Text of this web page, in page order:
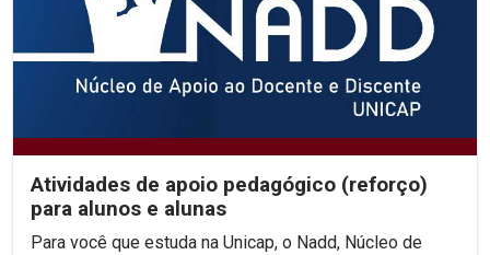
Atividades de apoio pedagógico (reforço)
para alunos e alunas
Para você que estuda na Unicap, o Nadd, Núcleo de